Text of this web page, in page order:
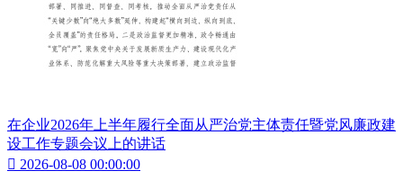
在企业2026年上半年履行全面从严治党主体责任暨党风廉政建
设工作专题会议上的讲话
 2026-08-08 00:00:00